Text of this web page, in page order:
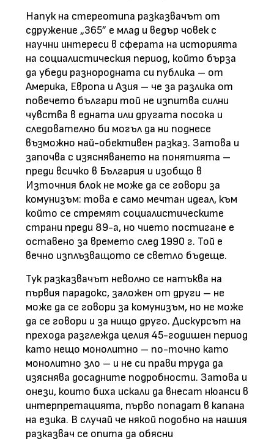
Напук на стереотипа разказвачът от
сдружение „365” е млад и ведър човек с
научни интереси в сферата на историята
на социалистическия период, който бърза
да убеди разнородната си публика – от
Америка, Европа и Азия – че за разлика от
повечето българи той не изпитва силни
чувства в едната или другата посока и
следователно би могъл да ни поднесе
възможно най-обективен разказ. Затова и
започва с изясняването на понятията –
преди всичко в България и изобщо в
Източния блок не може да се говори за
комунизъм: това е само мечтан идеал, към
който се стремят социалистическите
страни преди 89-а, но чието постигане е
оставено за времето след 1990 г. Той е
вечно изплъзващото се светло бъдеще.
Тук разказвачът неволно се натъква на
първия парадокс, заложен от други – не
може да се говори за комунизъм, но не може
да се говори и за нищо друго. Дискурсът на
прехода разглежда целия 45-годишен период
като нещо монолитно – по-точно като
монолитно зло – и не си прави труда да
изяснява досадните подробности. Затова и
онези, които биха искали да внесат нюанси в
интерпретацията, първо попадат в капана
на езика. В случай че някой подобно на нашия
разказвач се опита да обясни